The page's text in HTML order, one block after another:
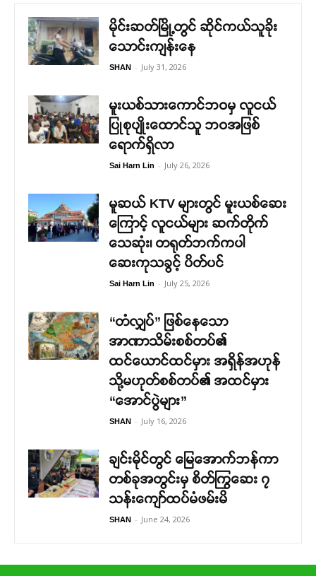
မိုင်းဆတ်မြို့တွင် ဆိုင်ကယ်သူခိုး
သောင်းကျန်းနေ
SHAN - July 31, 2026
မူးယစ်သားကောင်ဘဝမှ လူငယ်
ပြုစုပျိုးထောင်သူ ဘဝအဖြစ်
ရောက်ရှိလာ
Sai Harn Lin - July 26, 2026
မူဆယ် KTV များတွင် မူးယစ်ဆေး
ကြောင့် လူငယ်များ ဆက်တိုက်
သေဆုံး၊ တရုတ်ဘက်ကပါ
ဆေးကုသခွင့် ပိတ်ပင်
Sai Harn Lin - July 25, 2026
“တံလျှပ်” ဖြစ်နေသော
အာဏာသိမ်းစစ်တပ်၏
ထင်ယောင်ထင်မှား အရှိန်အဟုန်
သို့မဟုတ်စစ်တပ်၏ အထင်မှား
“အောင်ပွဲများ”
SHAN - July 16, 2026
ချင်းမိုင်တွင် မြေအောက်ဘန်ကာ
တစ်ခုအတွင်းမှ စိတ်ကြွဆေး ၇
သန်းကျော်ထပ်မံဖမ်းမိ
SHAN - June 24, 2026